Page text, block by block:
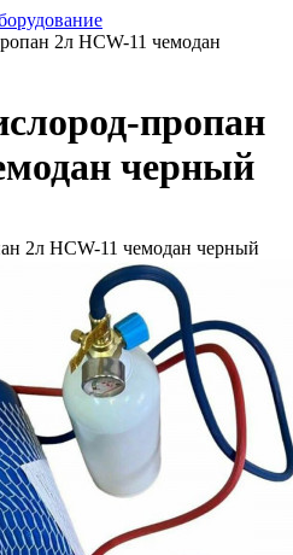
2л HCW-11 чемодан
пропан
черный